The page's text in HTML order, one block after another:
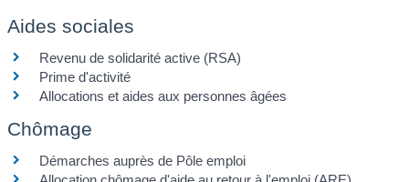
Aides sociales
Revenu de solidarité active (RSA)
Prime d'activité
Allocations et aides aux personnes âgées
Chômage
Démarches auprès de Pôle emploi